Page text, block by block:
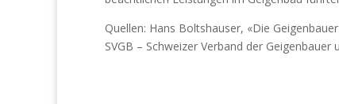
Quellen: Hans Boltshauser, «Die
SVGB – Schweizer Verband der